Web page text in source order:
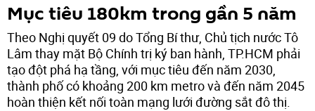
Mục tiêu 180km trong gần 5 năm
Theo Nghị quyết 09 do Tổng Bí thư, Chủ tịch nước Tô
Lâm thay mặt Bộ Chính trị ký ban hành, TP.HCM phải
tạo đột phá hạ tầng, với mục tiêu đến năm 2030,
thành phố có khoảng 200 km metro và đến năm 2045
hoàn thiện kết nối toàn mạng lưới đường sắt đô thị.